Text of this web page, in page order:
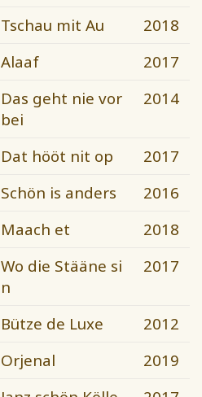
Tschau mit Au
2018
Alaaf
2017
Das geht nie vor
bei
2014
Dat hööt nit op
2017
Schön is anders
2016
Maach et
2018
Wo die Stääne si
n
2017
Bütze de Luxe
2012
Orjenal
2019